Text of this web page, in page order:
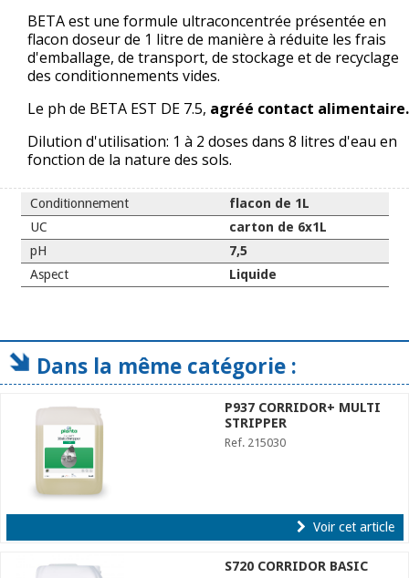
BETA est une formule ultraconcentrée présentée en
flacon doseur de 1 litre de manière à réduite les frais
d'emballage, de transport, de stockage et de recyclage
des conditionnements vides.
Le ph de BETA EST DE 7.5, agréé contact alimentaire.
Dilution d'utilisation: 1 à 2 doses dans 8 litres d'eau en
fonction de la nature des sols.
Conditionnement
flacon de 1L
UC
carton de 6x1L
pH
7,5
Aspect
Liquide
Dans la même catégorie :
P937 CORRIDOR+ MULTI
STRIPPER
Ref. 215030
Voir cet article
S720 CORRIDOR BASIC